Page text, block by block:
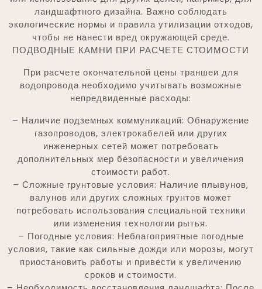
ландшафтного дизайна. Важно соблюдать
экологические нормы и правила утилизации отходов,
чтобы не нанести вред окружающей среде.
ПОДВОДНЫЕ КАМНИ ПРИ РАСЧЕТЕ СТОИМОСТИ
При расчете окончательной цены траншеи для
водопровода необходимо учитывать возможные
непредвиденные расходы:
– Наличие подземных коммуникаций: Обнаружение
газопроводов, электрокабелей или других
инженерных сетей может потребовать
дополнительных мер безопасности и увеличения
стоимости работ.
– Сложные грунтовые условия: Наличие плывунов,
валунов или других сложных грунтов может
потребовать использования специальной техники
или изменения технологии рытья.
– Погодные условия: Неблагоприятные погодные
условия, такие как сильные дожди или морозы, могут
приостановить работы и привести к увеличению
сроков и стоимости.